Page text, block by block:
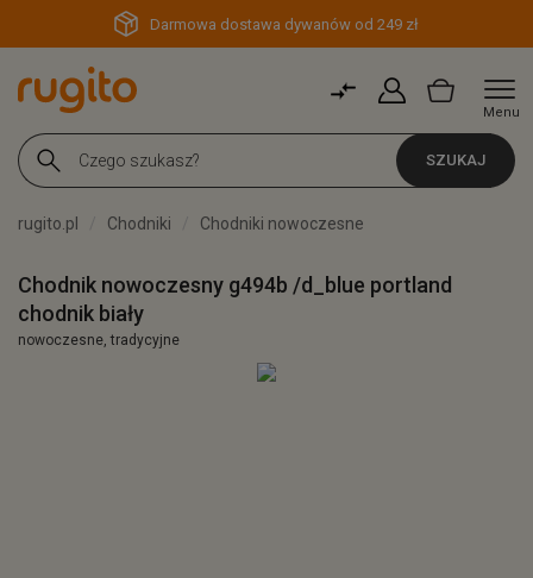
Darmowa dostawa dywanów od 249 zł
Menu
SZUKAJ
rugito.pl Chodniki Chodniki nowoczesne
Chodnik nowoczesny g494b /d_blue portland
chodnik biały
nowoczesne, tradycyjne